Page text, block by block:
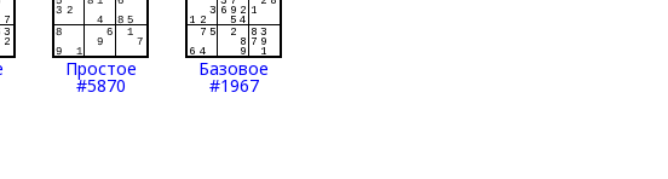
Простое
#5870
Базовое
#1967